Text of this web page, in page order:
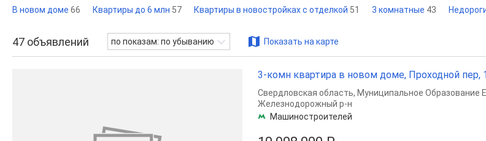
В новом доме 66 Квартиры до 6 млн 57 Квартиры в новостройках с отделкой 51 3 комнатные 43
47 объявлений по показам: по убыванию Показать на карте
3-комн квартира в новом доме, Проходной пер,
Свердловская область, Муниципальное Образование
Железнодорожный р-н
Машиностроителей